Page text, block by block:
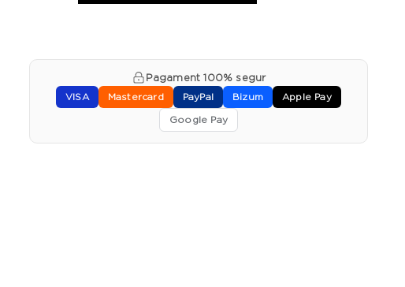
Pagament 100% segur
VISA Mastercard PayPal Bizum Apple Pay
Google Pay